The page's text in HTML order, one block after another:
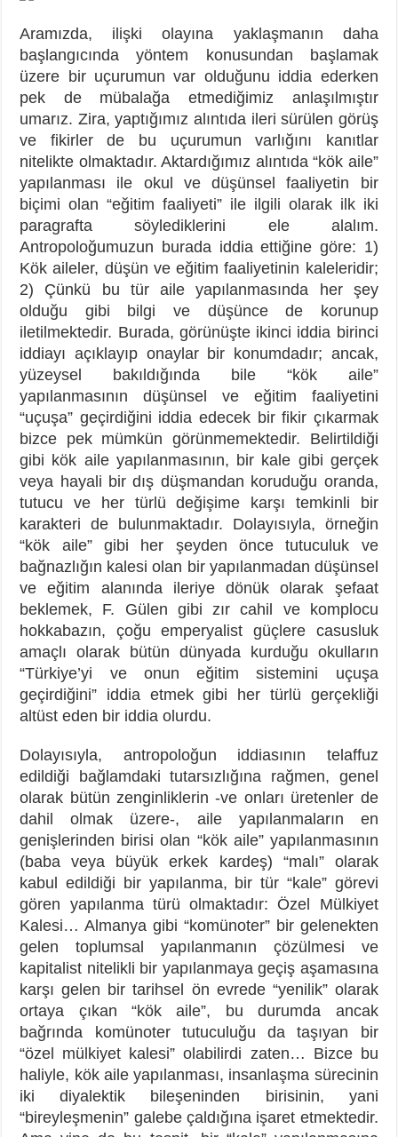
Aramızda, ilişki olayına yaklaşmanın daha
başlangıcında yöntem konusundan başlamak
üzere bir uçurumun var olduğunu iddia ederken
pek de mübalağa etmediğimiz anlaşılmıştır
umarız. Zira, yaptığımız alıntıda ileri sürülen görüş
ve fikirler de bu uçurumun varlığını kanıtlar
nitelikte olmaktadır. Aktardığımız alıntıda “kök aile”
yapılanması ile okul ve düşünsel faaliyetin bir
biçimi olan “eğitim faaliyeti” ile ilgili olarak ilk iki
paragrafta söylediklerini ele alalım.
Antropoloğumuzun burada iddia ettiğine göre: 1)
Kök aileler, düşün ve eğitim faaliyetinin kaleleridir;
2) Çünkü bu tür aile yapılanmasında her şey
olduğu gibi bilgi ve düşünce de korunup
iletilmektedir. Burada, görünüşte ikinci iddia birinci
iddiayı açıklayıp onaylar bir konumdadır; ancak,
yüzeysel bakıldığında bile “kök aile”
yapılanmasının düşünsel ve eğitim faaliyetini
“uçuşa” geçirdiğini iddia edecek bir fikir çıkarmak
bizce pek mümkün görünmemektedir. Belirtildiği
gibi kök aile yapılanmasının, bir kale gibi gerçek
veya hayali bir dış düşmandan koruduğu oranda,
tutucu ve her türlü değişime karşı temkinli bir
karakteri de bulunmaktadır. Dolayısıyla, örneğin
“kök aile” gibi her şeyden önce tutuculuk ve
bağnazlığın kalesi olan bir yapılanmadan düşünsel
ve eğitim alanında ileriye dönük olarak şefaat
beklemek, F. Gülen gibi zır cahil ve komplocu
hokkabazın, çoğu emperyalist güçlere casusluk
amaçlı olarak bütün dünyada kurduğu okulların
“Türkiye’yi ve onun eğitim sistemini uçuşa
geçirdiğini” iddia etmek gibi her türlü gerçekliği
altüst eden bir iddia olurdu.
Dolayısıyla, antropoloğun iddiasının telaffuz
edildiği bağlamdaki tutarsızlığına rağmen, genel
olarak bütün zenginliklerin -ve onları üretenler de
dahil olmak üzere-, aile yapılanmaların en
genişlerinden birisi olan “kök aile” yapılanmasının
(baba veya büyük erkek kardeş) “malı” olarak
kabul edildiği bir yapılanma, bir tür “kale” görevi
gören yapılanma türü olmaktadır: Özel Mülkiyet
Kalesi… Almanya gibi “komünoter” bir gelenekten
gelen toplumsal yapılanmanın çözülmesi ve
kapitalist nitelikli bir yapılanmaya geçiş aşamasına
karşı gelen bir tarihsel ön evrede “yenilik” olarak
ortaya çıkan “kök aile”, bu durumda ancak
bağrında komünoter tutuculuğu da taşıyan bir
“özel mülkiyet kalesi” olabilirdi zaten… Bizce bu
haliyle, kök aile yapılanması, insanlaşma sürecinin
iki diyalektik bileşeninden birisinin, yani
“bireyleşmenin” galebe çaldığına işaret etmektedir.